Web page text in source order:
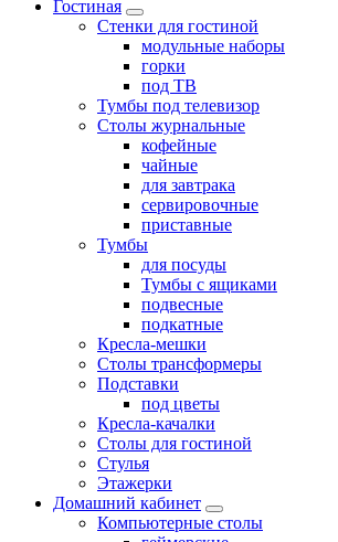
Гостиная
Стенки для гостиной
модульные наборы
горки
под ТВ
Тумбы под телевизор
Столы журнальные
кофейные
чайные
для завтрака
сервировочные
приставные
Тумбы
для посуды
Тумбы с ящиками
подвесные
подкатные
Кресла-мешки
Столы трансформеры
Подставки
под цветы
Кресла-качалки
Столы для гостиной
Стулья
Этажерки
Домашний кабинет
Компьютерные столы